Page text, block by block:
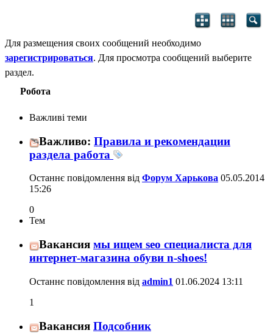
Для размещения своих сообщений необходимо
зарегистрироваться. Для просмотра сообщений выберите
раздел.
Робота
Важливі теми
Важливо: Правила и рекомендации
раздела работа
Останнє повідомлення від Форум Харькова 05.05.2014
15:26
0
Тем
Вакансия мы ищем seo специалиста для
интернет-магазина обуви n-shoes!
Останнє повідомлення від admin1 01.06.2024 13:11
1
Вакансия Подсобник